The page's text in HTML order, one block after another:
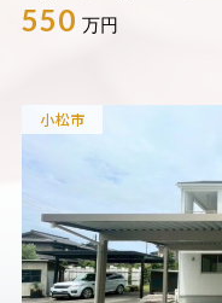
550 万円
小松市